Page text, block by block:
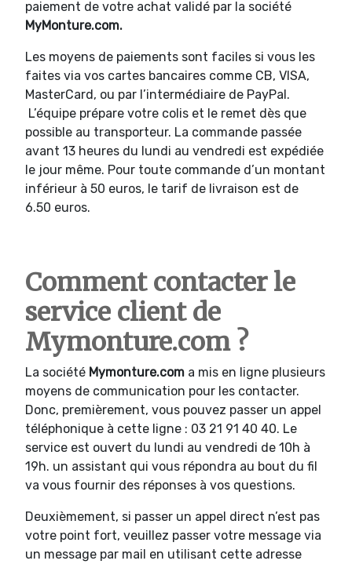
paiement de votre achat validé par la société
MyMonture.com.
Les moyens de paiements sont faciles si vous les
faites via vos cartes bancaires comme CB, VISA,
MasterCard, ou par l’intermédiaire de PayPal.
L’équipe prépare votre colis et le remet dès que
possible au transporteur. La commande passée
avant 13 heures du lundi au vendredi est expédiée
le jour même. Pour toute commande d’un montant
inférieur à 50 euros, le tarif de livraison est de
6.50 euros.
Comment contacter le
service client de
Mymonture.com ?
La société Mymonture.com a mis en ligne plusieurs
moyens de communication pour les contacter.
Donc, premièrement, vous pouvez passer un appel
téléphonique à cette ligne : 03 21 91 40 40. Le
service est ouvert du lundi au vendredi de 10h à
19h. un assistant qui vous répondra au bout du fil
va vous fournir des réponses à vos questions.
Deuxièmement, si passer un appel direct n’est pas
votre point fort, veuillez passer votre message via
un message par mail en utilisant cette adresse